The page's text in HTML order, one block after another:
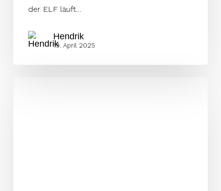
der ELF läuft…
Hendrik
19. April 2025